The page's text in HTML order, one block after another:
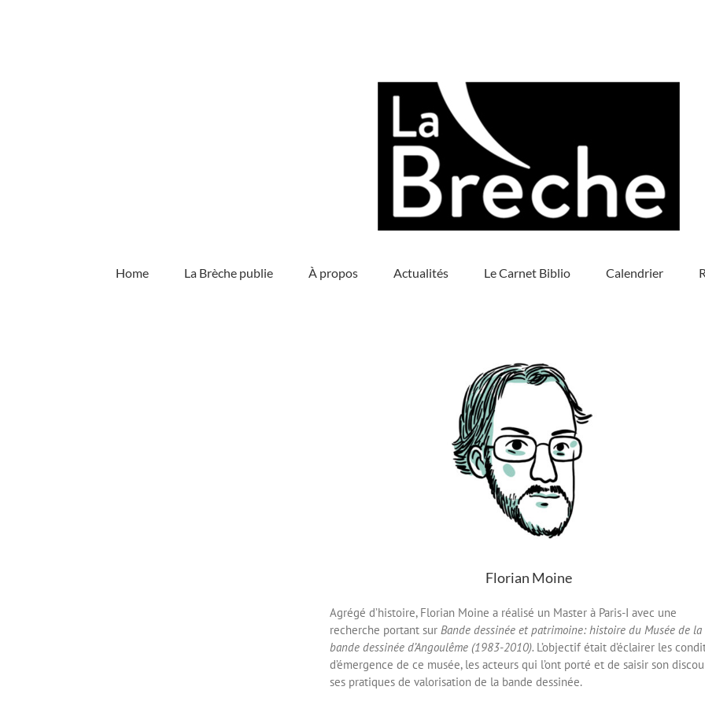
Home La Brèche publie À propos Actualités Le Carnet Biblio Calendrier
Florian Moine
Agrégé d’histoire, Florian Moine a réalisé un Master à Paris-I avec une
recherche portant sur Bande dessinée et patrimoine: histoire du Musée de la
bande dessinée d’Angoulême (1983-2010). L’objectif était d’éclairer les
d’émergence de ce musée, les acteurs qui l’ont porté et de saisir son
ses pratiques de valorisation de la bande dessinée.